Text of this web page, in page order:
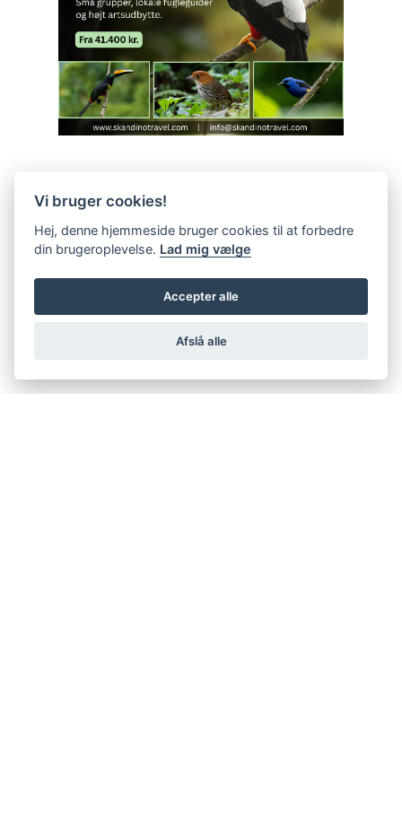
Vi bruger cookies!
Hej, denne hjemmeside bruger cookies til at forbedre
din brugeroplevelse. Lad mig vælge
Accepter alle
Afslå alle